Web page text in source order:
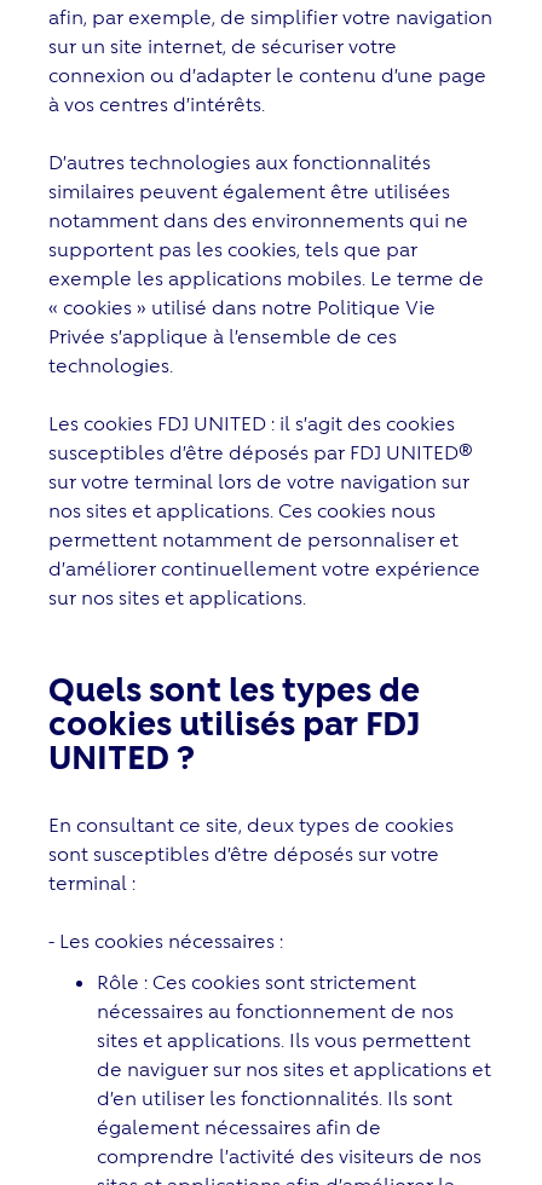
afin, par exemple, de simplifier votre navigation
sur un site internet, de sécuriser votre
connexion ou d’adapter le contenu d’une page
à vos centres d’intérêts.
D’autres technologies aux fonctionnalités
similaires peuvent également être utilisées
notamment dans des environnements qui ne
supportent pas les cookies, tels que par
exemple les applications mobiles. Le terme de
« cookies » utilisé dans notre Politique Vie
Privée s’applique à l’ensemble de ces
technologies.
Les cookies FDJ UNITED : il s’agit des cookies
susceptibles d’être déposés par FDJ UNITED®
sur votre terminal lors de votre navigation sur
nos sites et applications. Ces cookies nous
permettent notamment de personnaliser et
d’améliorer continuellement votre expérience
sur nos sites et applications.
Quels sont les types de
cookies utilisés par FDJ
UNITED ?
En consultant ce site, deux types de cookies
sont susceptibles d’être déposés sur votre
terminal :
- Les cookies nécessaires :
Rôle : Ces cookies sont strictement
nécessaires au fonctionnement de nos
sites et applications. Ils vous permettent
de naviguer sur nos sites et applications et
d’en utiliser les fonctionnalités. Ils sont
également nécessaires afin de
comprendre l’activité des visiteurs de nos